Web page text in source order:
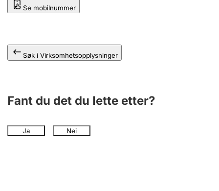
Se mobilnummer
Søk i Virksomhetsopplysninger
Fant du det du lette etter?
Ja Nei